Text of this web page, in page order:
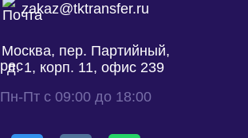
zakaz@tktransfer.ru
Москва, пер. Партийный,
д. 1, корп. 11, офис 239
Пн-Пт с 09:00 до 18:00